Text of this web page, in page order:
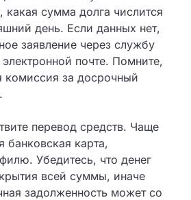
в личный кабинет на сайте
быть актуальная
сумма долга числится
день. Если данных нет,
заявление через службу
комиссия за досрочный
перевод средств. Чаще
банковская карта,